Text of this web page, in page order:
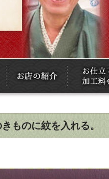
ものに紋を入れる。